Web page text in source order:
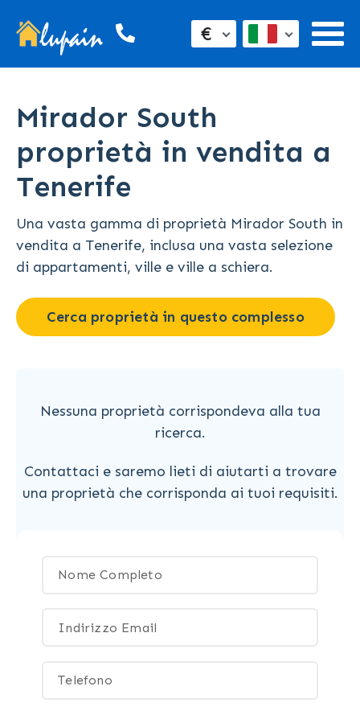
€
Mirador South
proprietà in vendita a
Tenerife
Una vasta gamma di proprietà Mirador South in
vendita a Tenerife, inclusa una vasta selezione
di appartamenti, ville e ville a schiera.
Cerca proprietà in questo complesso
Nessuna proprietà corrispondeva alla tua
ricerca.
Contattaci e saremo lieti di aiutarti a trovare
una proprietà che corrisponda ai tuoi requisiti.